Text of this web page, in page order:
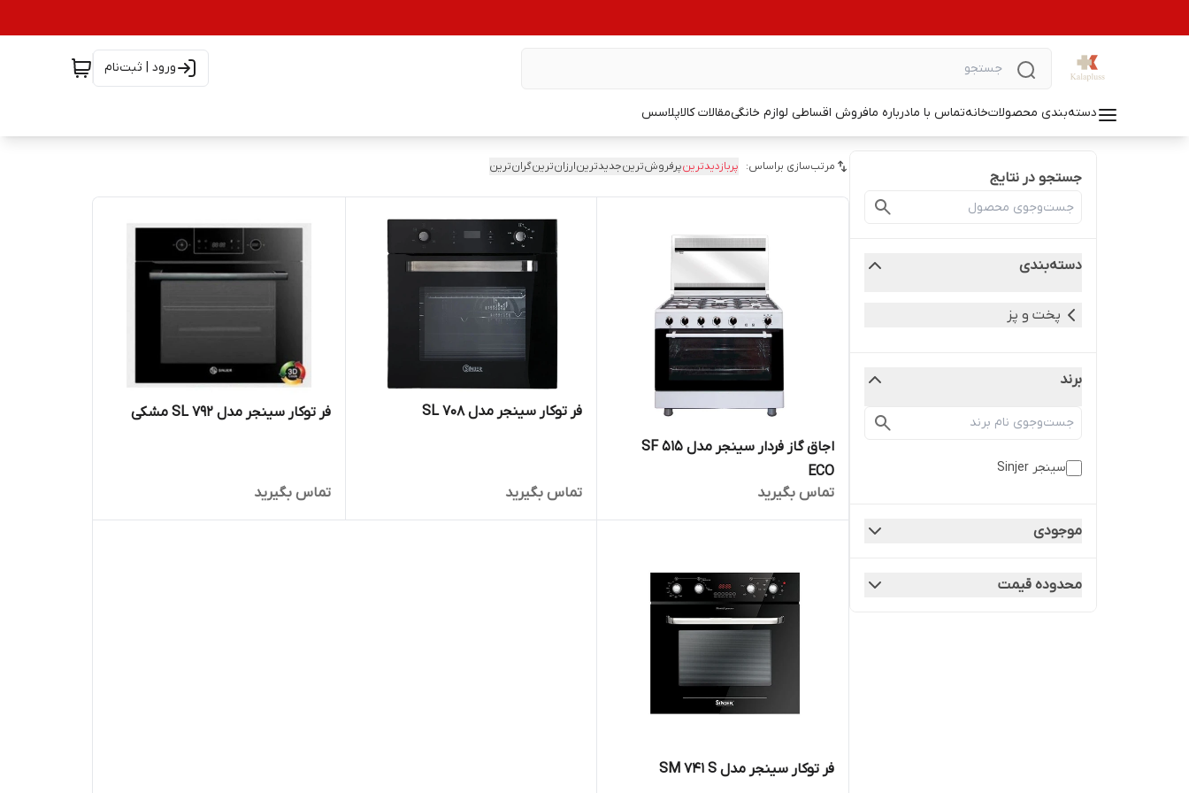
ورود | ثبت‌نام
دسته‌بندی محصولاتخانهتماس با مادرباره مافروش اقساطی لوازم خانگیمقالات کالاپلاسس
جستجو در نتایج
دسته‌بندی
پخت و پز
برند
سینجر Sinjer
موجودی
محدوده قیمت
مرتب‌سازی براساس: پربازدیدترینپرفروش‌ترینجدیدترینارزان‌ترینگران‌ترین
اجاق گاز فردار سینجر مدل SF 515
ECO
تماس بگیرید
فر توکار سینجر مدل SL 708
تماس بگیرید
فر توکار سینجر مدل SL 792 مشکی
تماس بگیرید
فر توکار سینجر مدل SM 741 S